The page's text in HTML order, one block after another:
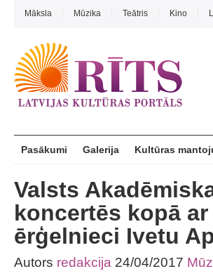
Māksla Mūzika Teātris Kino
Pasākumi Galerija Kultūras
Valsts
koncertēs kopā
ērģelnieci Ivetu
Autors redakcija 24/04/2017